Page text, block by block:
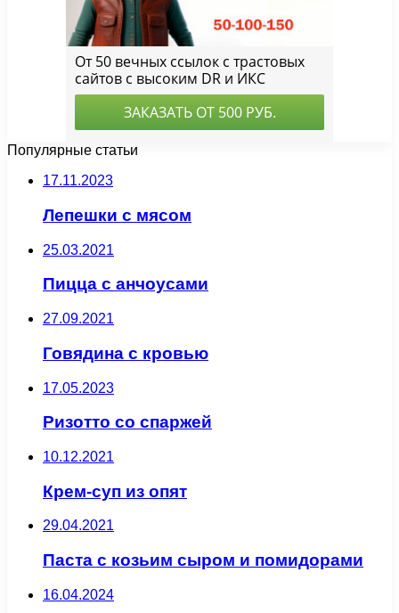
Популярные статьи
17.11.2023
Лепешки с мясом
25.03.2021
Пицца с анчоусами
27.09.2021
Говядина с кровью
17.05.2023
Ризотто со спаржей
10.12.2021
Крем-суп из опят
29.04.2021
Паста с козьим сыром и помидорами
16.04.2024